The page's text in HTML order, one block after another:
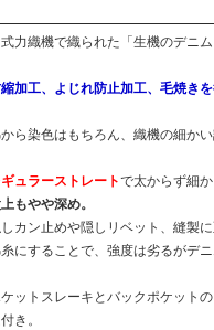
式力織機で織られた「生機のデニム
縮加工、よじれ防止加工、毛焼き
ら染色はもちろん、織機の細か
ギュラーストレートで太からず細
もやや深め。
カン止めや隠しリベット、縫製
にすることで、強度は劣るがデ
ットスレーキとバックポケット
き。